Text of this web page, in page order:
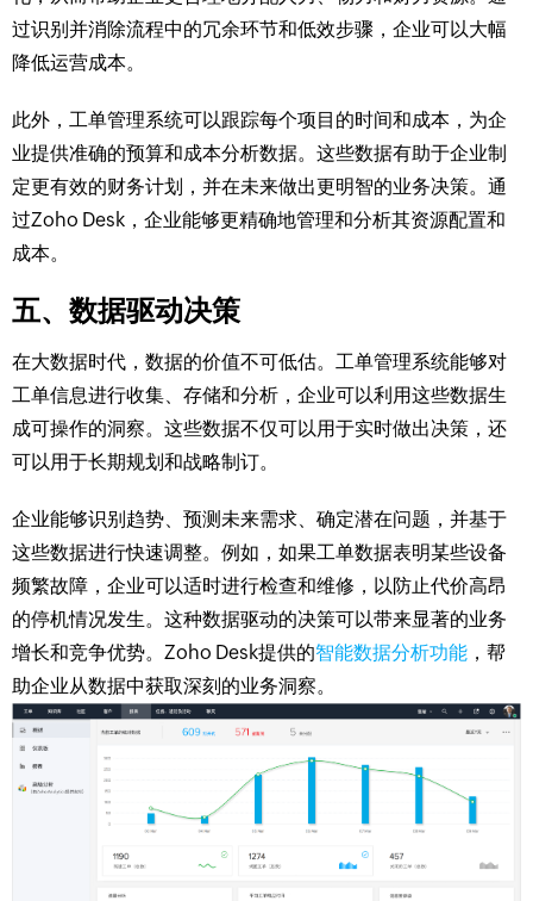
过识别并消除流程中的冗余环节和低效步骤，企业可以大幅
降低运营成本。
此外，工单管理系统可以跟踪每个项目的时间和成本，为企
业提供准确的预算和成本分析数据。这些数据有助于企业制
定更有效的财务计划，并在未来做出更明智的业务决策。通
过Zoho Desk，企业能够更精确地管理和分析其资源配置和
成本。
五、数据驱动决策
在大数据时代，数据的价值不可低估。工单管理系统能够对
工单信息进行收集、存储和分析，企业可以利用这些数据生
成可操作的洞察。这些数据不仅可以用于实时做出决策，还
可以用于长期规划和战略制订。
企业能够识别趋势、预测未来需求、确定潜在问题，并基于
这些数据进行快速调整。例如，如果工单数据表明某些设备
频繁故障，企业可以适时进行检查和维修，以防止代价高昂
的停机情况发生。这种数据驱动的决策可以带来显著的业务
增长和竞争优势。Zoho Desk提供的智能数据分析功能 ，帮
助企业从数据中获取深刻的业务洞察。